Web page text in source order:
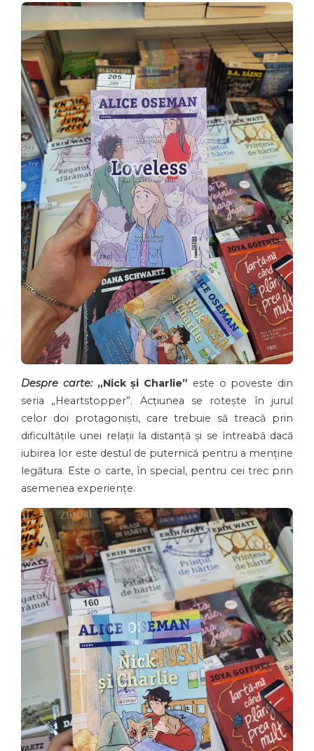
Despre carte: „Nick și Charlie” este o poveste din
seria „Heartstopper”. Acțiunea se rotește în jurul
celor doi protagoniști, care trebuie să treacă prin
dificultățile unei relații la distanță și se întreabă dacă
iubirea lor este destul de puternică pentru a menține
legătura. Este o carte, în special, pentru cei trec prin
asemenea experiențe.